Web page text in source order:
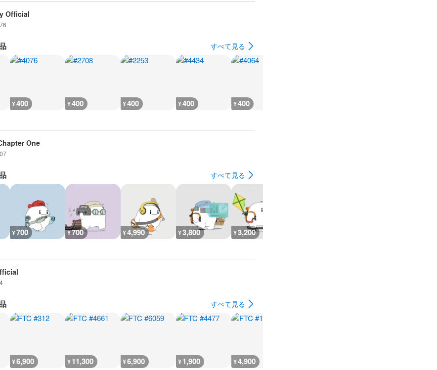
Official
すべて見る
¥400 ¥400 ¥400 ¥400 ¥400
One
すべて見る
¥700 ¥700 ¥4,990 ¥3,800 ¥3,200
すべて見る
¥6,900 ¥11,300 ¥6,900 ¥1,900 ¥4,900